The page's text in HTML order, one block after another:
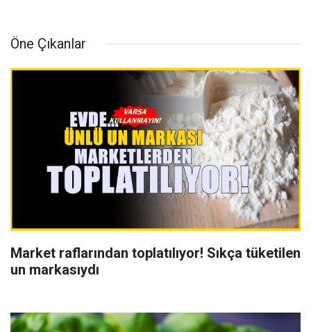
Öne Çıkanlar
Market raflarından toplatılıyor! Sıkça tüketilen
un markasıydı